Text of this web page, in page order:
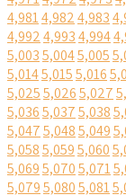
4,9814,9824,983
4,9924,9934,994
5,0035,0045,005
5,0145,0155,016
5,0255,0265,027
5,0365,0375,038
5,0475,0485,049
5,0585,0595,060
5,0695,0705,071
5,0795,0805,081